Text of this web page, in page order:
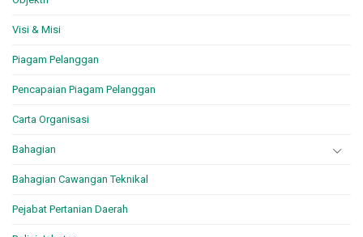
Visi & Misi
Piagam Pelanggan
Pencapaian Piagam Pelanggan
Carta Organisasi
Bahagian
Bahagian Cawangan Teknikal
Pejabat Pertanian Daerah